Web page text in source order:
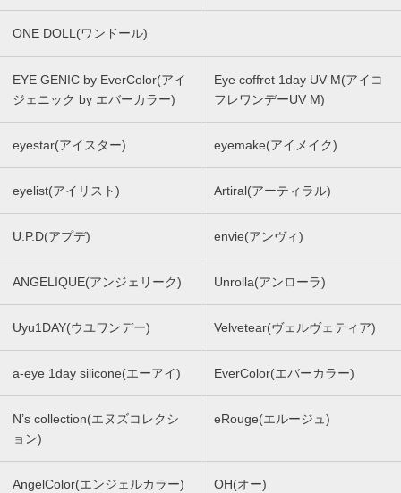
ONE DOLL(ワンドール)
EYE GENIC by EverColor(アイ
ジェニック by エバーカラー)
Eye coffret 1day UV M(アイコ
フレワンデーUV M)
eyestar(アイスター) eyemake(アイメイク)
eyelist(アイリスト) Artiral(アーティラル)
U.P.D(アプデ) envie(アンヴィ)
ANGELIQUE(アンジェリーク) Unrolla(アンローラ)
Uyu1DAY(ウユワンデー) Velvetear(ヴェルヴェティア)
a-eye 1day silicone(エーアイ) EverColor(エバーカラー)
N’s collection(エヌズコレクシ
ョン)
eRouge(エルージュ)
AngelColor(エンジェルカラー) OH(オー)